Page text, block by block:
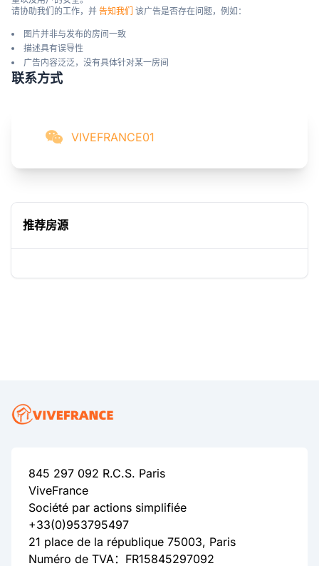
请协助我们的工作，并 告知我们 该广告是否存在问题，例如：
图片并非与发布的房间一致
描述具有误导性
广告内容泛泛，没有具体针对某一房间
联系方式
VIVEFRANCE01
推荐房源
845 297 092 R.C.S. Paris
ViveFrance
Société par actions simplifiée
+33(0)953795497
21 place de la république 75003, Paris
Numéro de TVA：FR15845297092